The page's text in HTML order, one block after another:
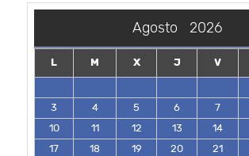
Agosto 2026
L M X J V
3
4 5 6 7
10
11 12 13 14
17
18 19 20 21